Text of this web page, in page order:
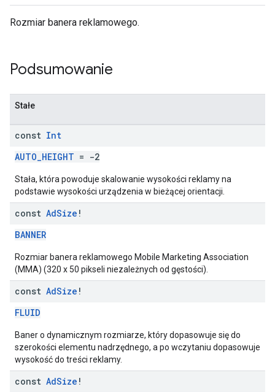
Rozmiar banera reklamowego.
Podsumowanie
Stałe
const Int
AUTO_HEIGHT = -2
Stała, która powoduje skalowanie wysokości reklamy na
podstawie wysokości urządzenia w bieżącej orientacji.
const AdSize !
BANNER
Rozmiar banera reklamowego Mobile Marketing Association
(MMA) (320 x 50 pikseli niezależnych od gęstości).
const AdSize !
FLUID
Baner o dynamicznym rozmiarze, który dopasowuje się do
szerokości elementu nadrzędnego, a po wczytaniu dopasowuje
wysokość do treści reklamy.
const AdSize !